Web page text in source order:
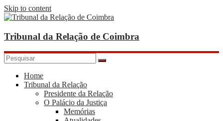
Skip to content
Tribunal da Relação de Coimbra
Home
Tribunal da Relação
Presidente da Relação
O Palácio da Justiça
Memórias